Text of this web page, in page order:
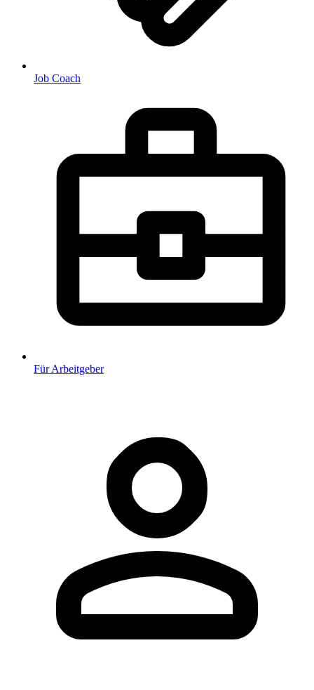
Job Coach
Für Arbeitgeber